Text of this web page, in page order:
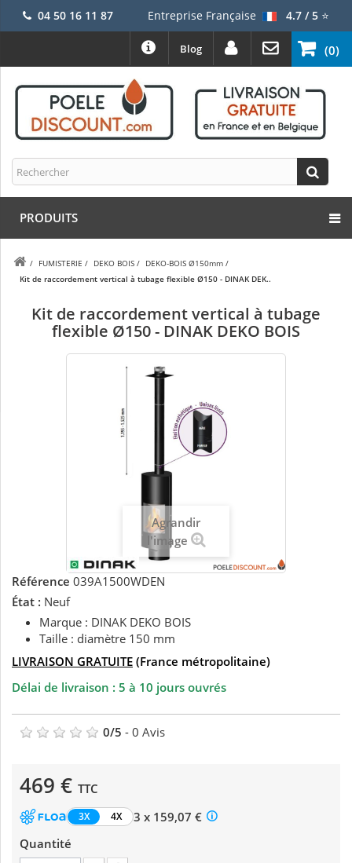
04 50 16 11 87 Entreprise Française 4.7 / 5⭐
(0)
Blog
PRODUITS
/ FUMISTERIE / DEKO BOIS / DEKO-BOIS Ø150mm /
Kit de raccordement vertical à tubage flexible Ø150 - DINAK DEK..
Kit de raccordement vertical à tubage
flexible Ø150 - DINAK DEKO BOIS
Agrandir
l'image
Référence 039A1500WDEN
État : Neuf
Marque : DINAK DEKO BOIS
Taille : diamètre 150 mm
LIVRAISON GRATUITE (France métropolitaine)
Délai de livraison : 5 à 10 jours ouvrés
0/5 - 0 Avis
469 € TTC
3X 4X
3 x 159,07 €
Quantité